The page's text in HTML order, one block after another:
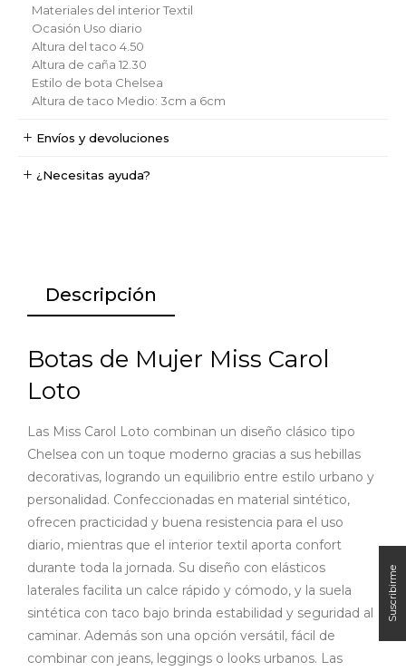
Materiales del interiorTextil
Ocasión Uso diario
Altura del taco 4.50
Altura de caña 12.30
Estilo de bota Chelsea
Altura de taco Medio: 3cm a 6cm
Envíos y devoluciones
¿Necesitas ayuda?
Descripción
Botas de Mujer Miss Carol
Loto
Las Miss Carol Loto combinan un diseño clásico tipo
Chelsea con un toque moderno gracias a sus hebillas
decorativas, logrando un equilibrio entre estilo urbano y
personalidad. Confeccionadas en material sintético,
ofrecen practicidad y buena resistencia para el uso
diario, mientras que el interior textil aporta confort
durante toda la jornada. Su diseño con elásticos
laterales facilita un calce rápido y cómodo, y la suela
sintética con taco bajo brinda estabilidad y seguridad al
caminar. Además son una opción versátil, fácil de
combinar con jeans, leggings o looks urbanos. Las